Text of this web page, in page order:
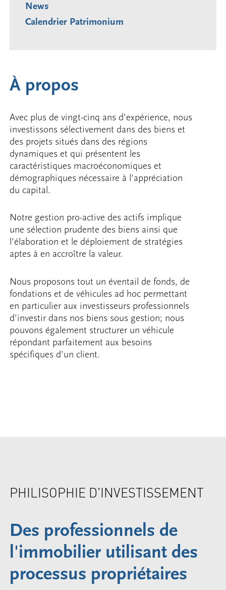
À propos
Avec plus de vingt-cinq ans d’expérience, nous
investissons sélectivement dans des biens et
des projets situés dans des régions
dynamiques et qui présentent les
caractéristiques macroéconomiques et
démographiques nécessaire à l’appréciation
du capital.
Notre gestion pro-active des actifs implique
une sélection prudente des biens ainsi que
l’élaboration et le déploiement de stratégies
aptes à en accroître la valeur.
Nous proposons tout un éventail de fonds, de
fondations et de véhicules ad hoc permettant
en particulier aux investisseurs professionnels
d’investir dans nos biens sous gestion; nous
pouvons également structurer un véhicule
répondant parfaitement aux besoins
spécifiques d’un client.
News
Calendrier Patrimonium
PHILISOPHIE D'INVESTISSEMENT
Des professionnels de
l'immobilier utilisant des
processus propriétaires